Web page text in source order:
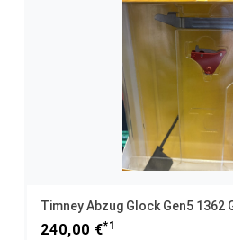
Timney Abzug Glock Gen5 1362
240,00 €*1